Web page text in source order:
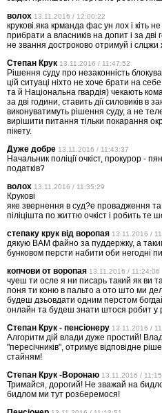
волох 13.11.2016 / 12:00:22
крукові.яка крманда фас ун лох і кіть
прибрати а власників на допит і за
не звання достроково отримуй і
Степан Крук 13.11.2016 / 11:47:52
Рішення суду про незаконність
цій ситуаці ніхто не хоче брати на
та й Національна гвардія) чекають
за дві години, ставить дії силовиків в
виконуватимуть рішення суду, а не
вирішити питання тільки покарання
пікету.
Дуже добре 13.11.2016 / 11:43:37
Начальник поліції очкіст, прокурор -
податків?
волох 13.11.2016 / 11:35:29
Крукові
яке звернення в суд?е провадження та
піліцішта по життю очкіст і робить те
степаку крук від воропая 13.11.2016 /
дякую ВАМ файно за пуддержку, а
бунковом персти набити оби негодні
копчови от воропая 13.11.2016 / 11:24:06
чуеш ти осле я ни писарь такий як ви
поня ти коню в пальто а ото што ми
будеш дзьовдати одним перстом
онлайн та будеш знати штося робит у
Степан Крук - пенсіонеру 13.11.2016 /
Алгоритм дій влади дуже простий!
"пересічників", отримує відповідне
стайням!
Степан Крук -Воронаю 13.11.2016 /
Тримайся, дорогий! Не зважай на
бидлом ми тут розберемося!